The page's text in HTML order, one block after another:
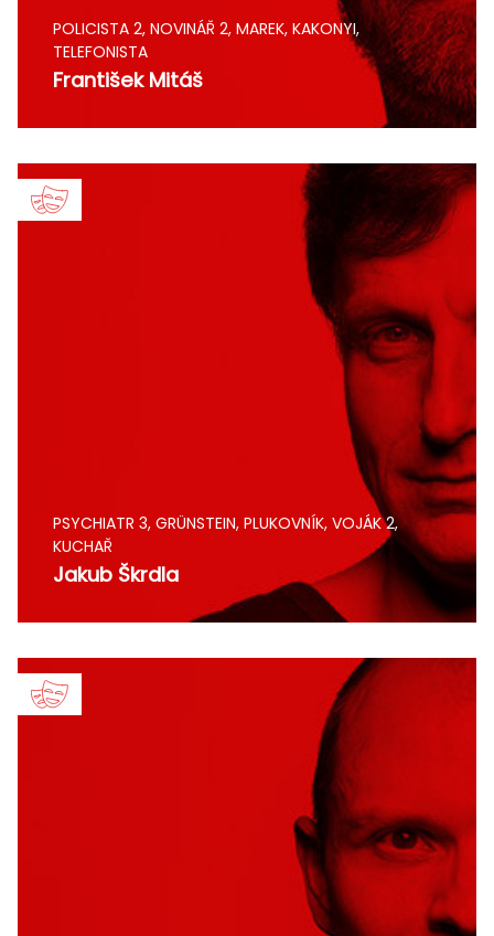
POLICISTA 2, NOVINÁŘ 2, MAREK, KAKONYI,
TELEFONISTA
František Mitáš
PSYCHIATR 3, GRÜNSTEIN, PLUKOVNÍK, VOJÁK 2,
KUCHAŘ
Jakub Škrdla